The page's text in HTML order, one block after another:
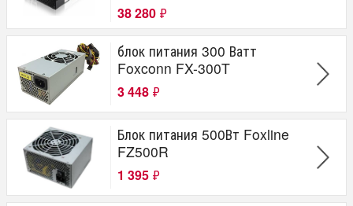
38 280 ₽
блок питания 300 Ватт
Foxconn FX-300T
3 448 ₽
Блок питания 500Вт Foxline
FZ500R
1 395 ₽